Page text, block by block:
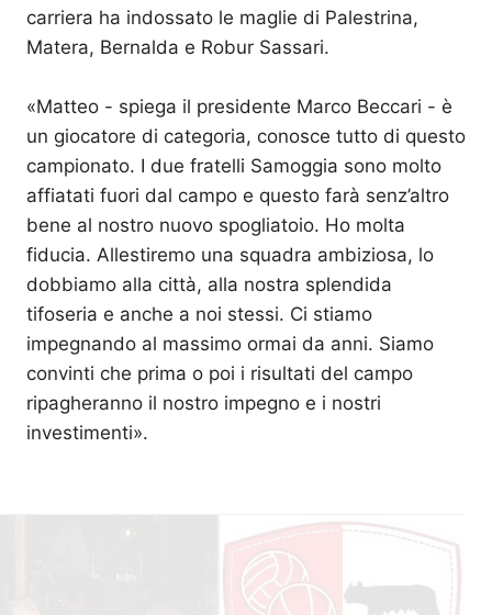
carriera ha indossato le maglie di Palestrina,
Matera, Bernalda e Robur Sassari.
«Matteo - spiega il presidente Marco Beccari - è
un giocatore di categoria, conosce tutto di questo
campionato. I due fratelli Samoggia sono molto
affiatati fuori dal campo e questo farà senz’altro
bene al nostro nuovo spogliatoio. Ho molta
fiducia. Allestiremo una squadra ambiziosa, lo
dobbiamo alla città, alla nostra splendida
tifoseria e anche a noi stessi. Ci stiamo
impegnando al massimo ormai da anni. Siamo
convinti che prima o poi i risultati del campo
ripagheranno il nostro impegno e i nostri
investimenti».